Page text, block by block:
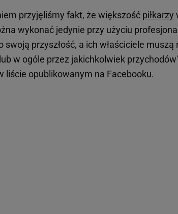
przyjęliśmy fakt, że większość piłkarzy
wykonać jedynie przy użyciu
swoją przyszłość, a ich właściciele
w ogóle przez jakichkolwiek
liście opublikowanym na Facebooku.